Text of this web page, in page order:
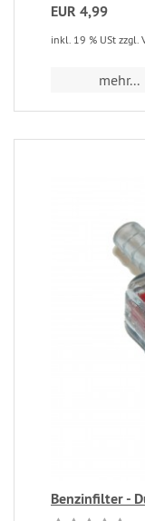
EUR 4,99
inkl. 19 % USt zzgl.
mehr...
Benzinfilter -